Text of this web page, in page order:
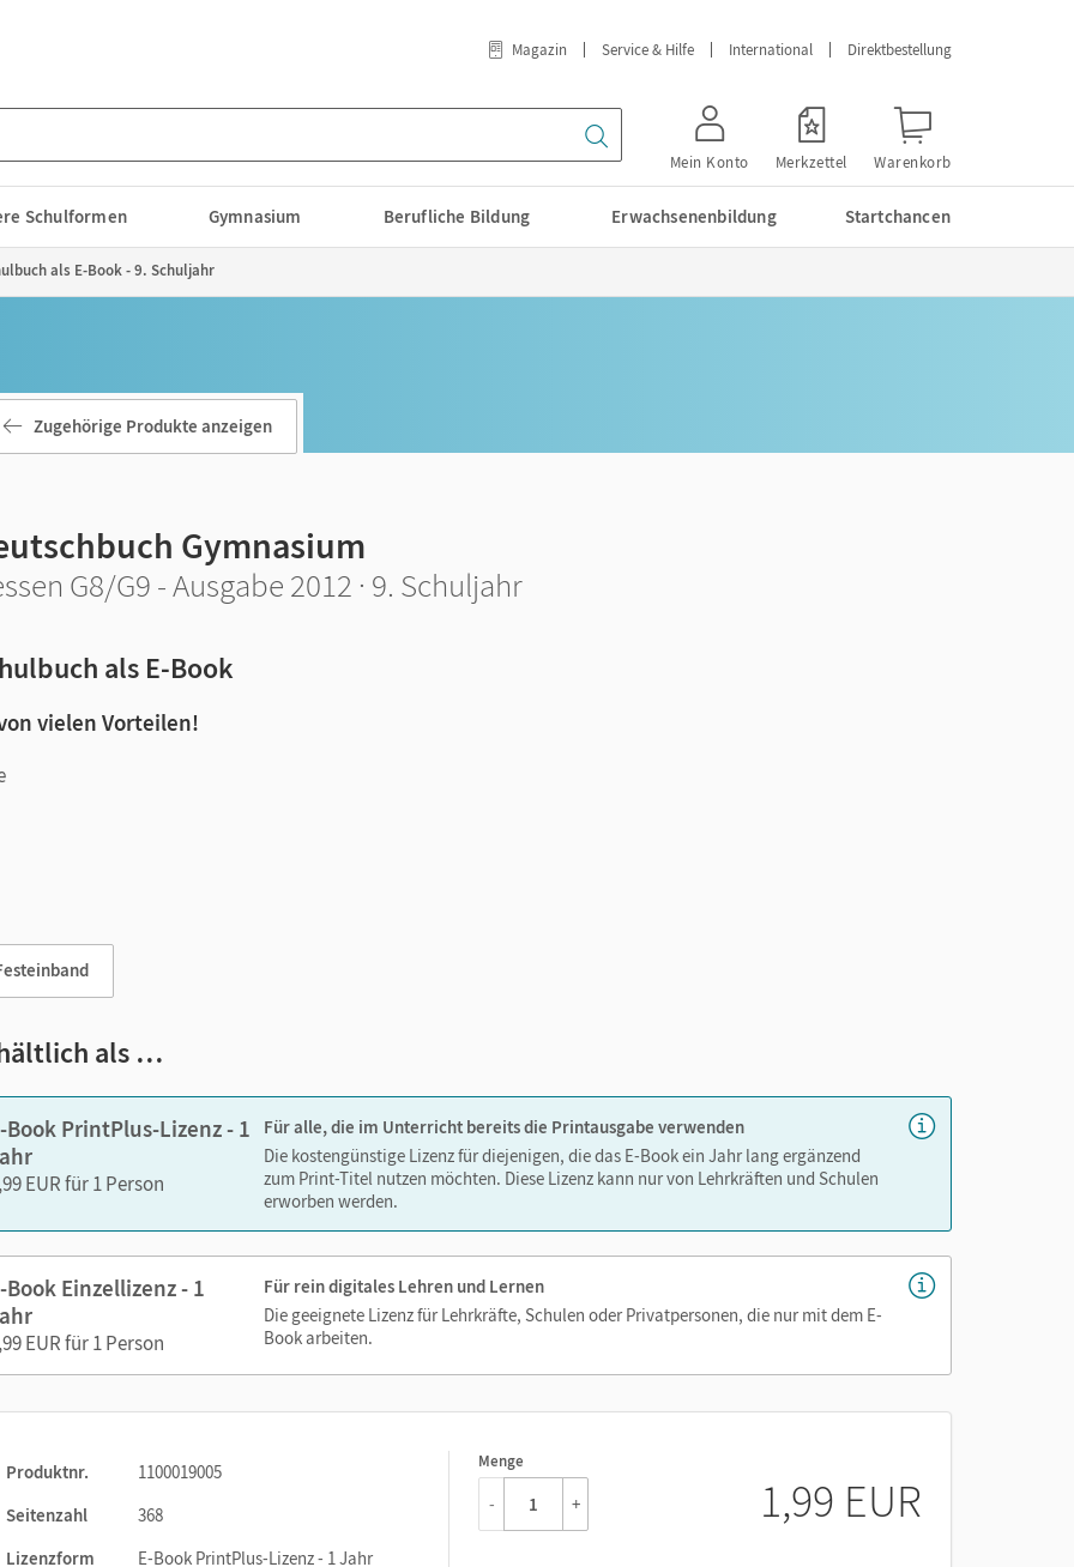
Magazin Service & Hilfe International Direktbestellung
Mein Konto Merkzettel Warenkorb
Schulformen Gymnasium Berufliche Bildung Erwachsenenbildung Startchancen
als E-Book - 9. Schuljahr
Zugehörige Produkte anzeigen
Gymnasium
G8/G9 - Ausgabe 2012 · 9. Schuljahr
als E-Book
vielen Vorteilen!
als …
Book PrintPlus-Lizenz - 1
EUR für 1 Person
Für alle, die im Unterricht bereits die Printausgabe verwenden
Die kostengünstige Lizenz für diejenigen, die das E-Book ein Jahr lang ergänzend
zum Print-Titel nutzen möchten. Diese Lizenz kann nur von Lehrkräften und Schulen
erworben werden.
Book Einzellizenz - 1
EUR für 1 Person
Für rein digitales Lehren und Lernen
Die geeignete Lizenz für Lehrkräfte, Schulen oder Privatpersonen, die nur mit dem E-
Book arbeiten.
Produktnr.
1100019005
Seitenzahl
368
Lizenzform
E-Book PrintPlus-Lizenz - 1 Jahr
Menge
1
- + 1,99 EUR